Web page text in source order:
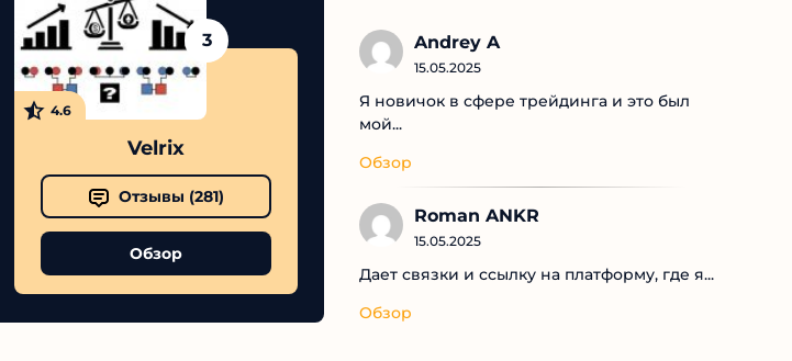
3
4.6
Velrix
Отзывы (281)
Обзор
Andrey A
15.05.2025
Я новичок в сфере трейдинга и это был
мой...
Обзор
Roman ANKR
15.05.2025
Дает связки и ссылку на платформу, где я...
Обзор